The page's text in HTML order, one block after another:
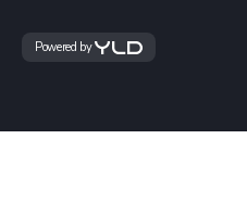
Powered by